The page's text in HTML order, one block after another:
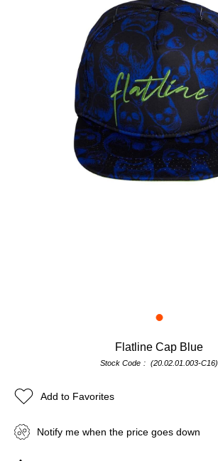
Flatline Cap Blue
Stock Code (20.02.01.003-C16)
Add to Favorites
Notify me when the price goes down